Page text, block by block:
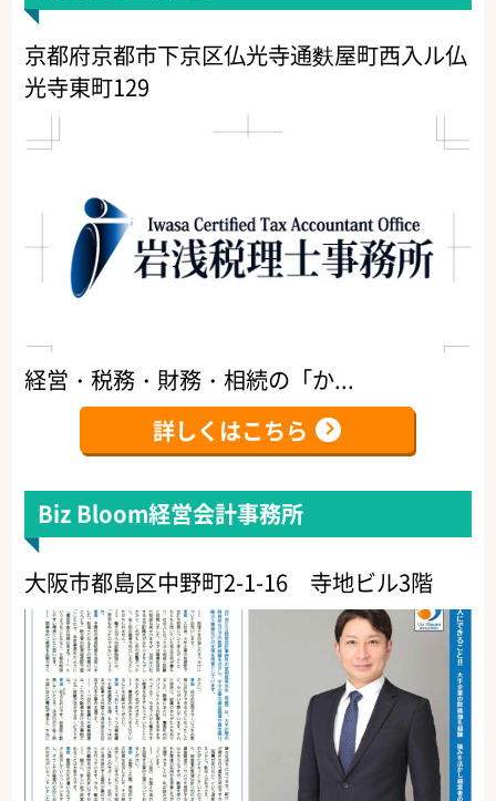
京都府京都市下京区仏光寺通麩屋町西入ル仏
光寺東町129
経営・税務・財務・相続の「か...
詳しくはこちら
Biz Bloom経営会計事務所
大阪市都島区中野町2-1-16 寺地ビル3階